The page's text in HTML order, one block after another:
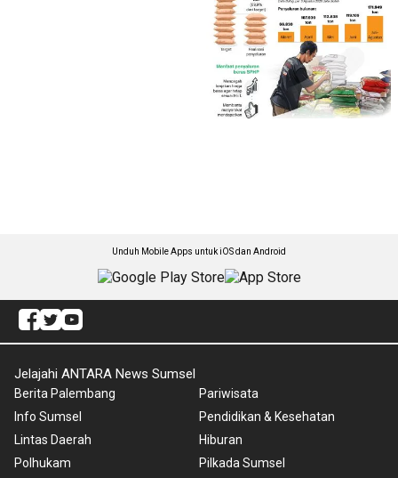
Unduh Mobile Apps untuk iOS dan Android
Jelajahi ANTARA News Sumsel
Berita Palembang
Info Sumsel
Lintas Daerah
Polhukam
Pariwisata
Pendidikan & Kesehatan
Hiburan
Pilkada Sumsel